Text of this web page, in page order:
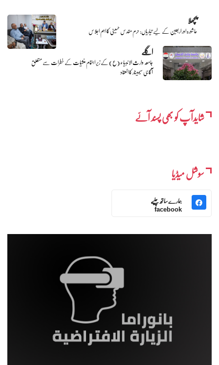
پچھلا
عاشورہ اور اربعین کے لیے تیاریاں: حرم مقدس حسینی کا اہم اجلاس
اگلے
جامعہ وارث الانبیاء (ع) کے زیر اہتمام منشیات کے خطرات سے متعلق
آگاہی سیمینار کا انعقاد
شایدآپ کو بھی پسند آئے
سوشل میڈیا
ہمارے ساتھ چلیے
facebook